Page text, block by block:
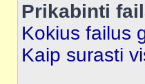
Prikabinti
Kokius failus
Kaip surasti